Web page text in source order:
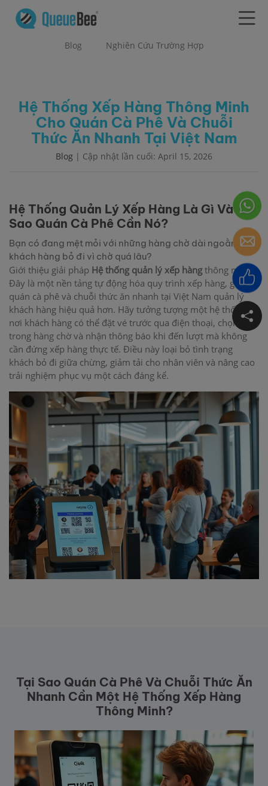
Blog Nghiên Cứu Trường Hợp
Hệ Thống Xếp Hàng Thông Minh
Cho Quán Cà Phê Và Chuỗi
Thức Ăn Nhanh Tại Việt Nam
Blog | Cập nhật lần cuối: April 15, 2026
Hệ Thống Quản Lý Xếp Hàng Là Gì Và Tại
Sao Quán Cà Phê Cần Nó?
Bạn có đang mệt mỏi với những hàng chờ dài ngoằng và
khách hàng bỏ đi vì chờ quá lâu?
Giới thiệu giải pháp Hệ thống quản lý xếp hàngthông minh!
Đây là một nền tảng tự động hóa quy trình xếp hàng, giúp
quán cà phê và chuỗi thức ăn nhanh tại Việt Nam quản lý
khách hàng hiệu quả hơn. Hãy tưởng tượng một hệ thống
nơi khách hàng có thể đặt vé trước qua điện thoại, chọn vị trí
trong hàng chờ và nhận thông báo khi đến lượt mà không
cần đứng xếp hàng thực tế. Điều này loại bỏ tình trạng
khách bỏ đi giữa chừng, giảm tải cho nhân viên và nâng cao
trải nghiệm phục vụ một cách đáng kể.
Tại Sao Quán Cà Phê Và Chuỗi Thức Ăn
Nhanh Cần Một Hệ Thống Xếp Hàng
Thông Minh?